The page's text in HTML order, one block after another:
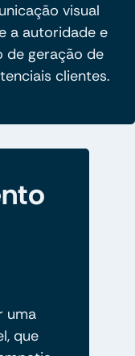
visual
a autoridade e
de geração de
clientes.
uma
que